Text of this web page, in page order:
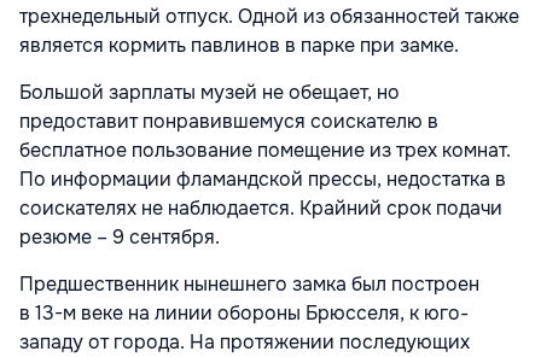
трехнедельный отпуск. Одной из обязанностей также
является кормить павлинов в парке при замке.
Большой зарплаты музей не обещает, но
предоставит понравившемуся соискателю в
бесплатное пользование помещение из трех комнат.
По информации фламандской прессы, недостатка в
соискателях не наблюдается. Крайний срок подачи
резюме – 9 сентября.
Предшественник нынешнего замка был построен
в 13-м веке на линии обороны Брюсселя, к юго-
западу от города. На протяжении последующих